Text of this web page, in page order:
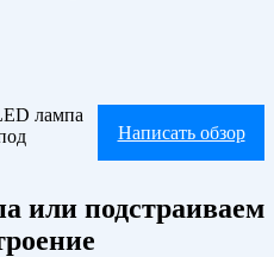
Написать обзор
лампа
или подстраиваем